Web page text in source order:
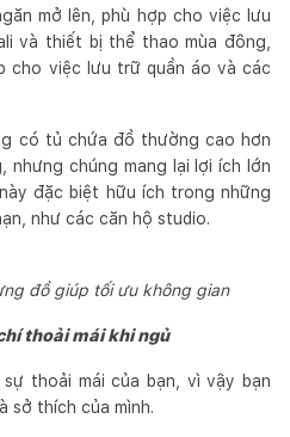
mở lên, phù hợp cho việc lưu
và thiết bị thể thao mùa đông,
cho việc lưu trữ quần áo và các
có tủ chứa đồ thường cao hơn
chúng mang lại lợi ích lớn
đặc biệt hữu ích trong những
như các căn hộ studio.
đồ giúp tối ưu không gian
thoải mái khi ngủ
thoải mái của bạn, vì vậy bạn
sở thích của mình.